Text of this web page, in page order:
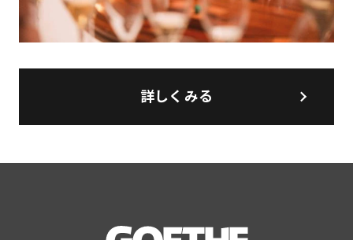
詳しくみる